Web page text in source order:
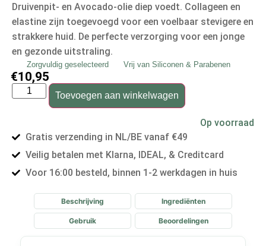
Druivenpit- en Avocado-olie diep voedt. Collageen en
elastine zijn toegevoegd voor een voelbaar stevigere en
strakkere huid. De perfecte verzorging voor een jonge
en gezonde uitstraling.
Zorgvuldig geselecteerd Vrij van Siliconen & Parabenen
€10,95
Toevoegen aan winkelwagen
Op voorraad
Gratis verzending in NL/BE vanaf €49
Veilig betalen met Klarna, IDEAL, & Creditcard
Voor 16:00 besteld, binnen 1-2 werkdagen in huis
Beschrijving
Beoordelingen
Ingrediënten
Gebruik